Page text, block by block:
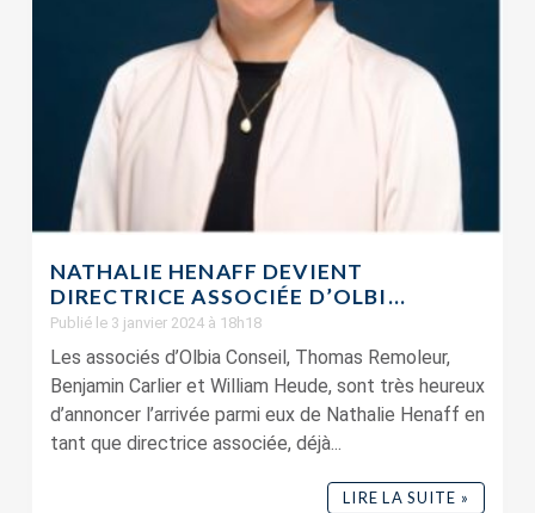
NATHALIE HENAFF DEVIENT
DIRECTRICE ASSOCIÉE D’OLBI...
Publié le 3 janvier 2024 à 18h18
Les associés d’Olbia Conseil, Thomas Remoleur,
Benjamin Carlier et William Heude, sont très heureux
d’annoncer l’arrivée parmi eux de Nathalie Henaff en
tant que directrice associée, déjà...
LIRE LA SUITE »